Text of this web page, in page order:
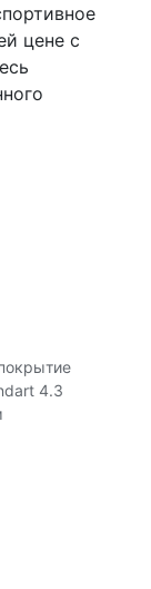
цене с
4.3